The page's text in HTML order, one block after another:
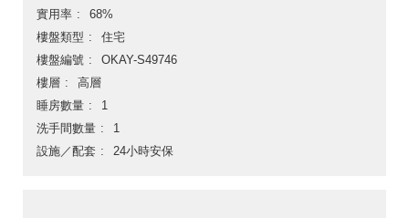
實用率
68%
樓盤類型
住宅
樓盤編號
OKAY-S49746
樓層
高層
睡房數量
1
洗手間數量
1
設施／配套
24小時安保